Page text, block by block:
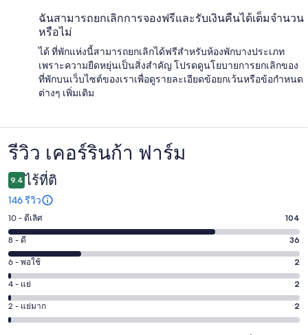
ฉันสามารถยกเลิกการจองฟรีและรับเงินคืนได้เต็มจำนวน
หรือไม่
ได้ ที่พักแห่งนี้สามารถยกเลิกได้ฟรีสำหรับห้องพักบางประเภท
เพราะความยืดหยุ่นเป็นสิ่งสำคัญ โปรดดูนโยบายการยกเลิกของ
ที่พักบนเว็บไซต์ของเราเพื่อดูรายละเอียดข้อยกเว้นหรือข้อกำหนด
ต่างๆ เพิ่มเติม
รีวิว
รีวิว เคอร์รินก้า ฟาร์ม
9.4 ไร้ที่ติ
146 รีวิว
คะแนน
10
-
ดี
เลิศ
104
จาก
10 - ดีเลิศ 104
คะแนน
8
-
ดี
36
จาก
8 - ดี 36
คะแนน
6
-
พอใช้
2
6 - พอใช้ 2
คะแนน
4
-
4 - แย่ 2
คะแนน
2
2 - แย่มาก 2